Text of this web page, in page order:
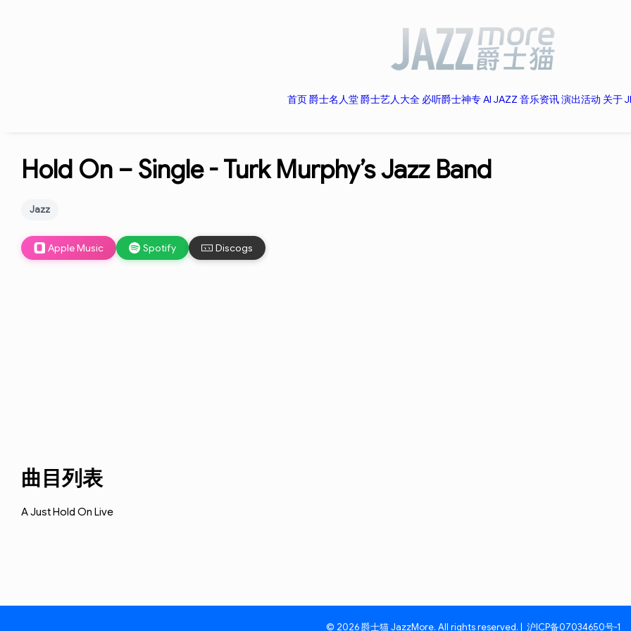
首页爵士名人堂爵士艺人大全 必听爵士神专AI JAZZ 音乐资讯演出活动 关于
Hold On – Single -Turk Murphy’s Jazz Band
Jazz
Apple Music Spotify Discogs
曲目列表
AJust Hold On Live
© 2026 爵士猫 JazzMore. All rights reserved. | 沪ICP备07034650号-1